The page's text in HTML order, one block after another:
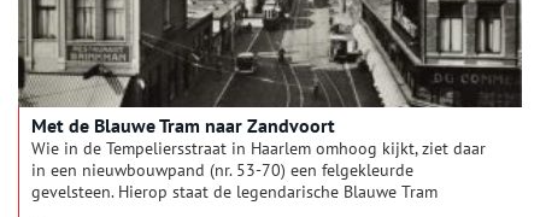
Met de Blauwe Tram naar Zandvoort
Wie in de Tempeliersstraat in Haarlem omhoog kijkt, ziet daar
in een nieuwbouwpand (nr. 53-70) een felgekleurde
gevelsteen. Hierop staat de legendarische Blauwe Tram